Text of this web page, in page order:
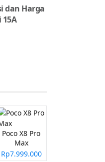
dan Harga
Poco X8 Pro
Max
Rp7.999.000